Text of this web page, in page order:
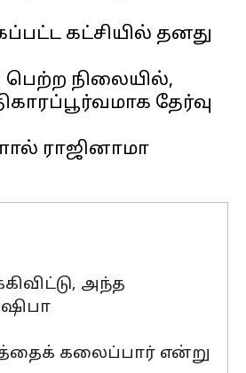
கட்சியில் தனது
பெற்ற நிலையில்,
தேர்வு
ராஜினாமா
அந்த
கலைப்பார் என்று